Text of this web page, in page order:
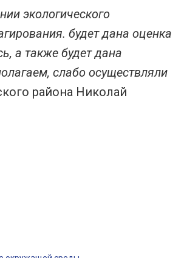
экологического
будет дана оценка
а также будет дана
слабо осуществляли
района Николай